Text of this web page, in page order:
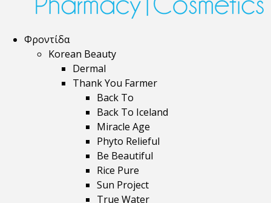
Φροντίδα
Korean Beauty
Dermal
Thank You Farmer
Back To
Back To Iceland
Miracle Age
Phyto Relieful
Be Beautiful
Rice Pure
Sun Project
True Water